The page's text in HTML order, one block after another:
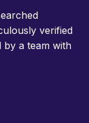
verified
a team with